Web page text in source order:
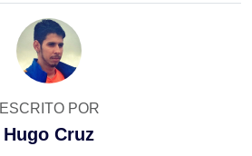
ESCRITO POR
Hugo Cruz